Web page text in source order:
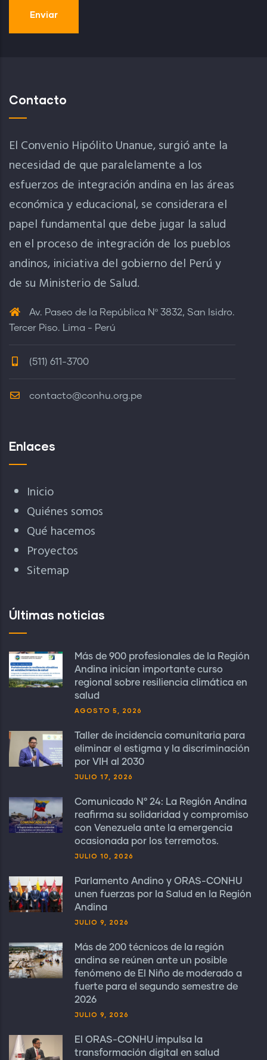
Contacto
El Convenio Hipólito Unanue, surgió ante la
necesidad de que paralelamente a los
esfuerzos de integración andina en las áreas
económica y educacional, se considerara el
papel fundamental que debe jugar la salud
en el proceso de integración de los pueblos
andinos, iniciativa del gobierno del Perú y
de su Ministerio de Salud.
Av. Paseo de la República Nº 3832, San Isidro.
Tercer Piso. Lima - Perú
(511) 611-3700
contacto@conhu.org.pe
Enlaces
Inicio
Quiénes somos
Qué hacemos
Proyectos
Sitemap
Últimas noticias
Más de 900 profesionales de la Región
Andina inician importante curso
regional sobre resiliencia climática en
salud
AGOSTO 5, 2026
Taller de incidencia comunitaria para
eliminar el estigma y la discriminación
por VIH al 2030
JULIO 17, 2026
Comunicado N° 24: La Región Andina
reafirma su solidaridad y compromiso
con Venezuela ante la emergencia
ocasionada por los terremotos.
JULIO 10, 2026
Parlamento Andino y ORAS-CONHU
unen fuerzas por la Salud en la Región
Andina
JULIO 9, 2026
Más de 200 técnicos de la región
andina se reúnen ante un posible
fenómeno de El Niño de moderado a
fuerte para el segundo semestre de
2026
JULIO 9, 2026
El ORAS-CONHU impulsa la
transformación digital en salud